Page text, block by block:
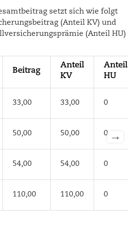
setzt sich wie folgt
(Anteil KV) und
(Anteil HU)
Beitrag
Anteil
KV
Anteil
HU
33,00 33,00 0
50,00 50,00 0
54,00 54,00 0
110,00 110,00 0
→